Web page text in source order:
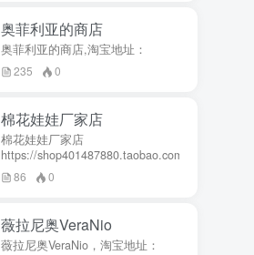
奥菲利亚的商店
奥菲利亚的商店,淘宝地址：
235 0
棉花娃娃厂家店
棉花娃娃厂家店
https://shop401487880.taobao.com/
86 0
薇拉尼奥VeraNio
薇拉尼奥VeraNio，淘宝地址：